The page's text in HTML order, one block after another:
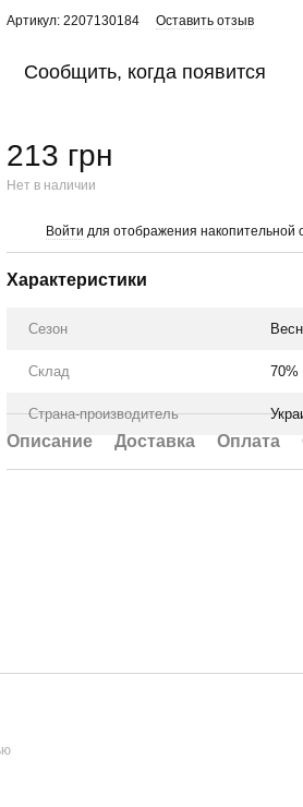
Артикул: 2207130184 Оставить отзыв
Сообщить, когда появится
213 грн
Нет в наличии
Войти для отображения накопительной
Характеристики
Сезон
Склад 70%
Страна-производитель
Описание Доставка Оплата